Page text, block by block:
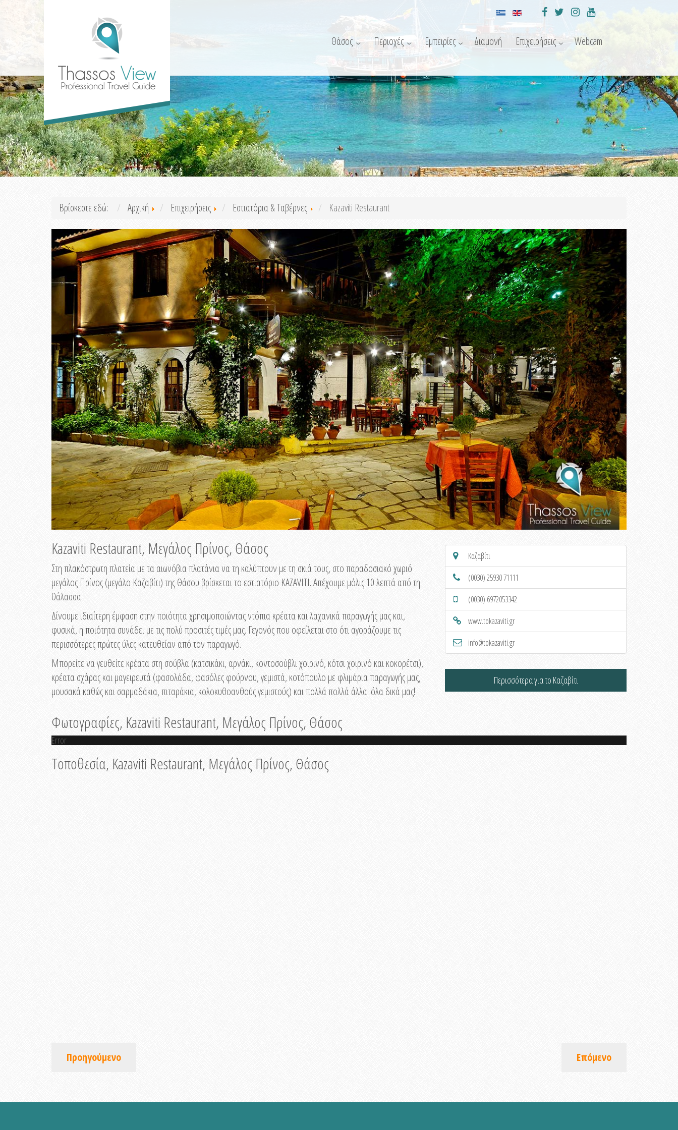
Θάσος Περιοχές Εμπειρίες Διαμονή Επιχειρήσεις Webcam
Βρίσκεστε εδώ: Αρχική Επιχειρήσεις Εστιατόρια & Ταβέρνες Kazaviti Restaurant
Kazaviti Restaurant, Μεγάλος Πρίνος, Θάσος
Στη πλακόστρωτη πλατεία με τα αιωνόβια πλατάνια να τη καλύπτουν με τη σκιά τους, στο παραδοσιακό χωριό
μεγάλος Πρίνος (μεγάλο Καζαβίτι) της Θάσου βρίσκεται το εστιατόριο KAZAVITI. Απέχουμε μόλις 10 λεπτά από τη
θάλασσα.
Δίνουμε ιδιαίτερη έμφαση στην ποιότητα χρησιμοποιώντας ντόπια κρέατα και λαχανικά παραγωγής μας και,
φυσικά, η ποιότητα συνάδει με τις πολύ προσιτές τιμές μας. Γεγονός που οφείλεται στο ότι αγοράζουμε τις
περισσότερες πρώτες ύλες κατευθείαν από τον παραγωγό.
Μπορείτε να γευθείτε κρέατα στη σούβλα (κατσικάκι, αρνάκι, κοντοσούβλι χοιρινό, κότσι χοιρινό και κοκορέτσι),
κρέατα σχάρας και μαγειρευτά (φασολάδα, φασόλες φούρνου, γεμιστά, κοτόπουλο με φλιμάρια παραγωγής μας,
μουσακά καθώς και σαρμαδάκια, πιταράκια, κολοκυθοανθούς γεμιστούς) και πολλά πολλά άλλα: όλα δικά μας!
Καζαβίτι
(0030) 25930 71111
(0030) 6972053342
www.tokazaviti.gr
info@tokazaviti.gr
Περισσότερα για το Καζαβίτι
Φωτογραφίες, Kazaviti Restaurant, Μεγάλος Πρίνος, Θάσος
Error
Τοποθεσία, Kazaviti Restaurant, Μεγάλος Πρίνος, Θάσος
Προηγούμενο Επόμενο